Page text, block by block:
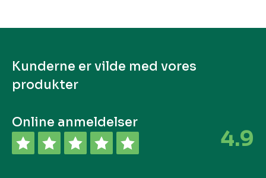
Kunderne er vilde med vores
produkter
Online anmeldelser
4.9